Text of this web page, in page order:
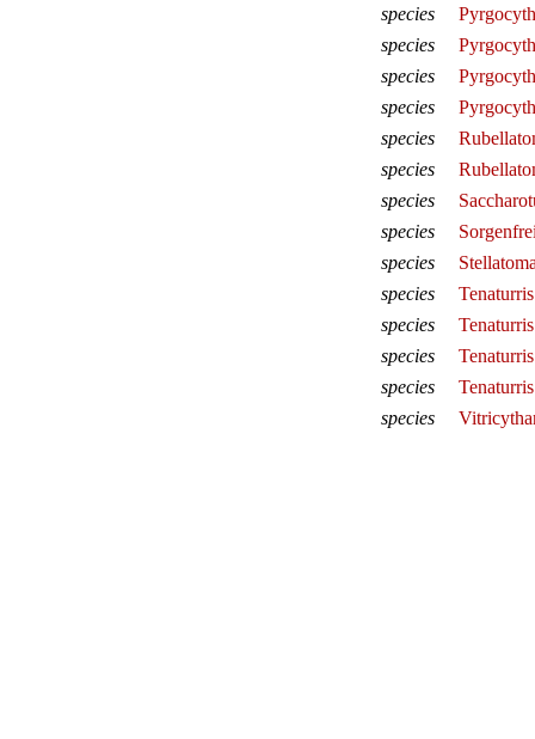
species
species
species
species
species
species
species
species
species
species
species
species
species
species